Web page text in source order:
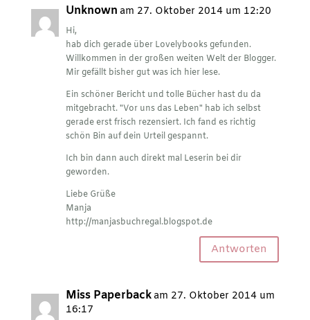
Unknown am 27. Oktober 2014 um 12:20
Hi,
hab dich gerade über Lovelybooks gefunden.
Willkommen in der großen weiten Welt der Blogger.
Mir gefällt bisher gut was ich hier lese.
Ein schöner Bericht und tolle Bücher hast du da
mitgebracht. "Vor uns das Leben" hab ich selbst
gerade erst frisch rezensiert. Ich fand es richtig
schön Bin auf dein Urteil gespannt.
Ich bin dann auch direkt mal Leserin bei dir
geworden.
Liebe Grüße
Manja
http://manjasbuchregal.blogspot.de
Antworten
Miss Paperback am 27. Oktober 2014 um
16:17